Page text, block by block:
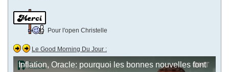
Pour l'open Christelle
Le Good Morning Du Jour :
Inflation, Oracle: pourquoi les bonnes nouvelles font